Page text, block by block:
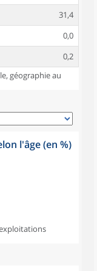
31,4
0,0
0,2
géographie au
l'âge (en %)
exploitations